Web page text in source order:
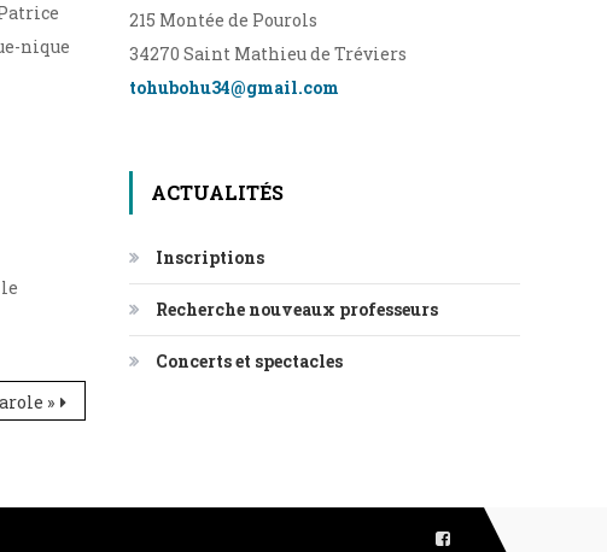
nique
»
215 Montée de Pourols
34270 Saint Mathieu de Tréviers
tohubohu34@gmail.com
ACTUALITÉS
Inscriptions
Recherche nouveaux professeurs
Concerts et spectacles